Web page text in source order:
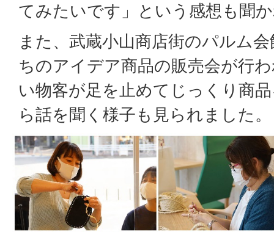
てみたいです」という感想も聞
また、武蔵小山商店街のパルム
ちのアイデア商品の販売会が行
い物客が足を止めてじっくり商
ら話を聞く様子も見られました。